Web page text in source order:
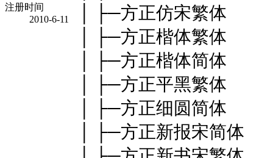
注册时间
2010-6-11
│ ├─方正仿宋繁体
│ ├─方正楷体繁体
│ ├─方正楷体简体
│ ├─方正平黑繁体
│ ├─方正细圆简体
│ ├─方正新报宋简体